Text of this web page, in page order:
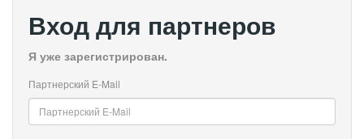
Вход для партнеров
Я уже зарегистрирован.
Партнерский E-Mail